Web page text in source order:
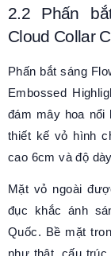
2.2 Phấn b
Cloud Collar
Phấn bắt sáng
Embossed
đám mây hoa nổi
thiết kế vỏ hình
cao 6cm và độ
Mặt vỏ ngoài
đục khắc ánh
Quốc. Bề mặt